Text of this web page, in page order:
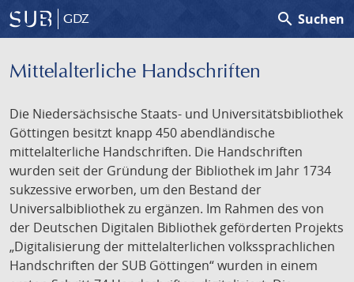
GDZ search Suchen
Mittelalterliche Handschriften
Die Niedersächsische Staats- und Universitätsbibliothek
Göttingen besitzt knapp 450 abendländische
mittelalterliche Handschriften. Die Handschriften
wurden seit der Gründung der Bibliothek im Jahr 1734
sukzessive erworben, um den Bestand der
Universalbibliothek zu ergänzen. Im Rahmen des von
der Deutschen Digitalen Bibliothek geförderten Projekts
„Digitalisierung der mittelalterlichen volkssprachlichen
Handschriften der SUB Göttingen“ wurden in einem